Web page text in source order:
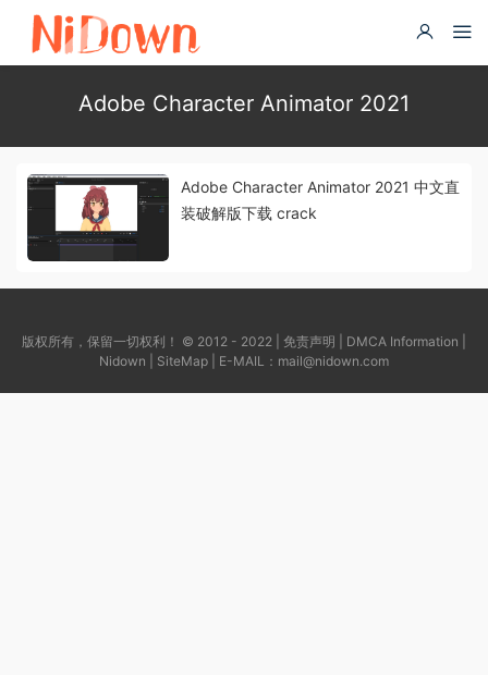
Adobe Character Animator 2021
Adobe Character Animator 2021 中文直
装破解版下载 crack
版权所有，保留一切权利！ © 2012 - 2022 | 免责声明 DMCA Information
Nidown
SiteMap | E-MAIL： mail@nidown.com